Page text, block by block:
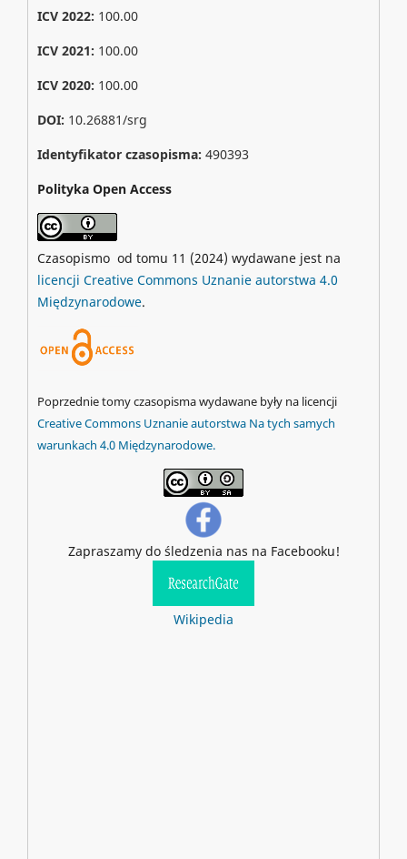
ICV 2022: 100.00
ICV 2021: 100.00
ICV 2020: 100.00
DOI: 10.26881/srg
Identyfikator czasopisma: 490393
Polityka Open Access
Czasopismo od tomu 11 (2024) wydawane jest na
licencji Creative Commons Uznanie autorstwa 4.0
Międzynarodowe.
Poprzednie tomy czasopisma wydawane były na licencji
Creative Commons Uznanie autorstwa Na tych samych
warunkach 4.0 Międzynarodowe.
Zapraszamy do śledzenia nas na Facebooku!
Wikipedia